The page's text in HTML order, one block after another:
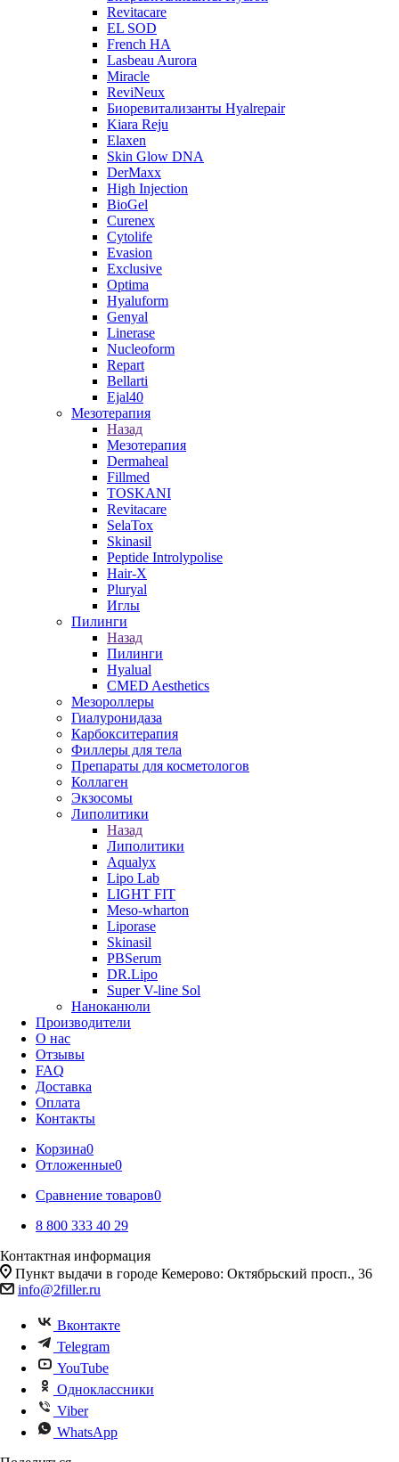
Revitacare
EL SOD
French HA
Lasbeau Aurora
Miracle
ReviNeux
Биоревитализанты Hyalrepair
Kiara Reju
Elaxen
Skin Glow DNA
DerMaxx
High Injection
BioGel
Curenex
Cytolife
Evasion
Exclusive
Optima
Hyaluform
Genyal
Linerase
Nucleoform
Repart
Bellarti
Ejal40
Мезотерапия
Назад
Мезотерапия
Dermaheal
Fillmed
TOSKANI
Revitacare
SelaTox
Skinasil
Peptide Introlypolise
Hair-X
Pluryal
Иглы
Пилинги
Назад
Пилинги
Hyalual
CMED Aesthetics
Мезороллеры
Гиалуронидаза
Карбокситерапия
Филлеры для тела
Препараты для косметологов
Коллаген
Экзосомы
Липолитики
Назад
Липолитики
Aqualyx
Lipo Lab
LIGHT FIT
Meso-wharton
Liporase
Skinasil
PBSerum
DR.Lipo
Super V-line Sol
Наноканюли
Производители
О нас
Отзывы
FAQ
Доставка
Оплата
Контакты
Корзина0
Отложенные0
Сравнение товаров0
8 800 333 40 29
Контактная информация
Пункт выдачи в городе Кемерово: Октябрьский просп., 36
info@2filler.ru
Вконтакте
Telegram
YouTube
Одноклассники
Viber
WhatsApp